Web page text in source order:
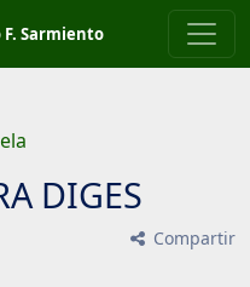
Sarmiento
DIGES
Compartir